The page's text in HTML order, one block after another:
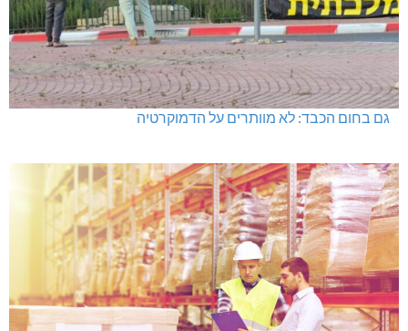
גם בחום הכבד: לא מוותרים על הדמוקרטיה